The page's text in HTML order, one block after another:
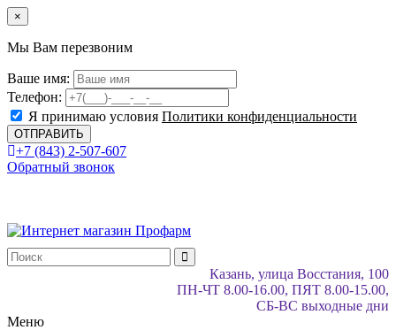
×
Мы Вам перезвоним
Ваше имя:
Телефон:
Я принимаю условия Политики конфиденциальности
+7 (843) 2-507-607
Обратный звонок
Казань, улица Восстания, 100
ПН-ЧТ 8.00-16.00, ПЯТ 8.00-15.00,
СБ-ВС выходные дни
Меню